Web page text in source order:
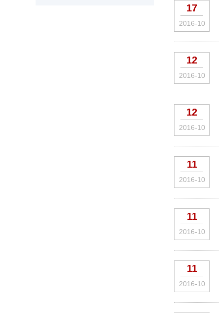
17
2016-10
12
2016-10
12
2016-10
11
2016-10
11
2016-10
11
2016-10